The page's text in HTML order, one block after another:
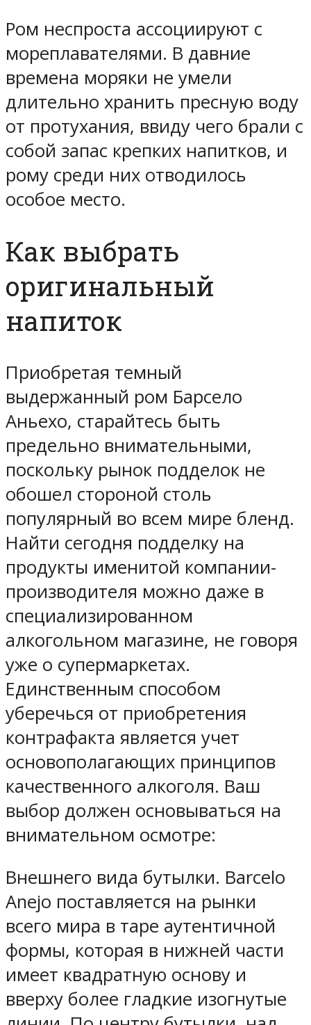
Ром неспроста ассоциируют с
мореплавателями. В давние
времена моряки не умели
длительно хранить пресную воду
от протухания, ввиду чего брали с
собой запас крепких напитков, и
рому среди них отводилось
особое место.
Как выбрать
оригинальный
напиток
Приобретая темный
выдержанный ром Барсело
Аньехо, старайтесь быть
предельно внимательными,
поскольку рынок подделок не
обошел стороной столь
популярный во всем мире бленд.
Найти сегодня подделку на
продукты именитой компании-
производителя можно даже в
специализированном
алкогольном магазине, не говоря
уже о супермаркетах.
Единственным способом
уберечься от приобретения
контрафакта является учет
основополагающих принципов
качественного алкоголя. Ваш
выбор должен основываться на
внимательном осмотре:
Внешнего вида бутылки. Barcelo
Anejo поставляется на рынки
всего мира в таре аутентичной
формы, которая в нижней части
имеет квадратную основу и
вверху более гладкие изогнутые